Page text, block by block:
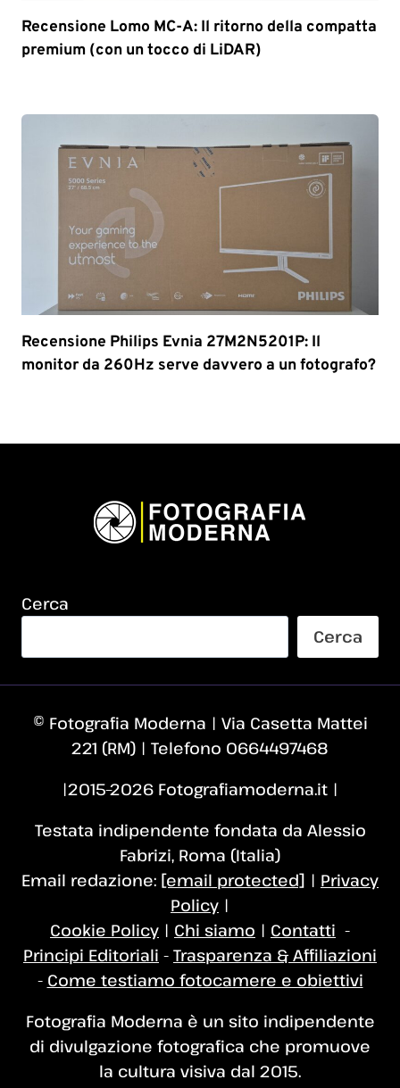
Recensione Lomo MC-A: Il ritorno della compatta
premium (con un tocco di LiDAR)
Recensione Philips Evnia 27M2N5201P: Il
monitor da 260Hz serve davvero a un fotografo?
Cerca
Cerca
© Fotografia Moderna | Via Casetta Mattei
221 (RM) | Telefono 0664497468
|2015–2026 Fotografiamoderna.it |
Testata indipendente fondata da Alessio
Fabrizi, Roma (Italia)
Email redazione: [email protected] | Privacy
Policy |
Cookie Policy | Chi siamo | Contatti -
Principi Editoriali - Trasparenza & Affiliazioni
- Come testiamo fotocamere e obiettivi
Fotografia Moderna è un sito indipendente
di divulgazione fotografica che promuove
la cultura visiva dal 2015.